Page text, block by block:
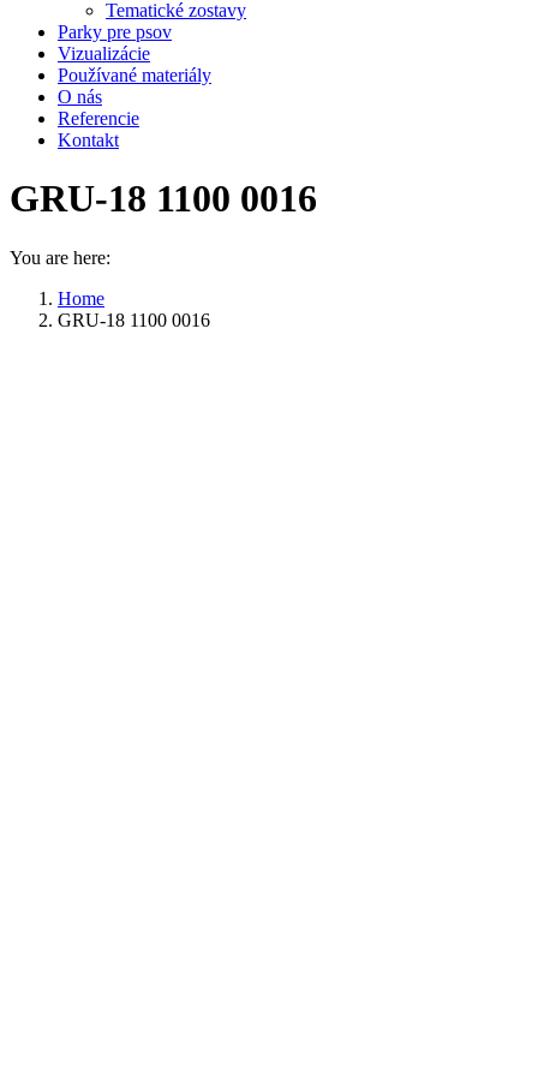
Tematické zostavy
Parky pre psov
Vizualizácie
Používané materiály
O nás
Referencie
Kontakt
GRU-18 1100 0016
You are here:
Home
GRU-18 1100 0016